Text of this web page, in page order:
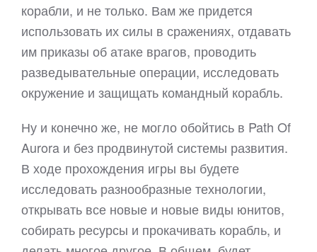
корабли, и не только. Вам же придется
использовать их силы в сражениях, отдавать
им приказы об атаке врагов, проводить
разведывательные операции, исследовать
окружение и защищать командный корабль.
Ну и конечно же, не могло обойтись в Path Of
Aurora и без продвинутой системы развития.
В ходе прохождения игры вы будете
исследовать разнообразные технологии,
открывать все новые и новые виды юнитов,
собирать ресурсы и прокачивать корабль, и